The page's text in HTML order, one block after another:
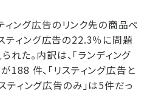
ィング広告のリンク先の商品ペ
ティング広告の22.3％に問題
た。内訳は、「ランディング
188 件、「リスティング広告と
ティング広告のみ」は5件だっ